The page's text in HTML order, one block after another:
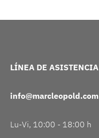
LÍNEA DE ASISTENCIA
info@marcleopold.com
Lu-Vi, 10:00 - 18:00 h